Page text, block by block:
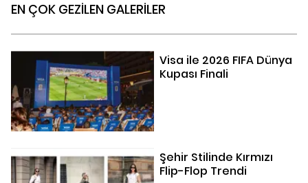
EN ÇOK GEZİLEN GALERİLER
Visa ile 2026 FIFA Dünya
Kupası Finali
Şehir Stilinde Kırmızı
Flip-Flop Trendi